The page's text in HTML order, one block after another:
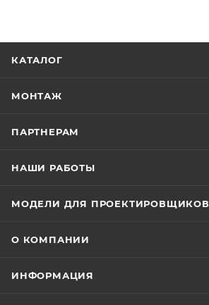
КАТАЛОГ
МОНТАЖ
ПАРТНЕРАМ
НАШИ РАБОТЫ
МОДЕЛИ ДЛЯ ПРОЕКТИРОВЩИКОВ
О КОМПАНИИ
ИНФОРМАЦИЯ